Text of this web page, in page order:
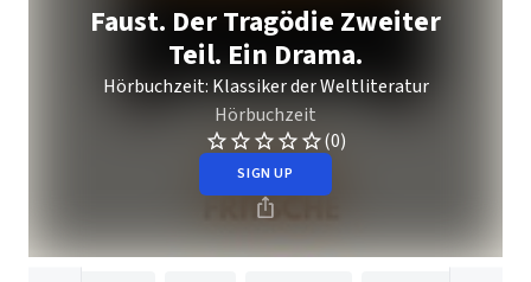
Faust. Der Tragödie Zweiter
Teil. Ein Drama.
Hörbuchzeit: Klassiker der Weltliteratur
Hörbuchzeit
(0)
SIGN UP